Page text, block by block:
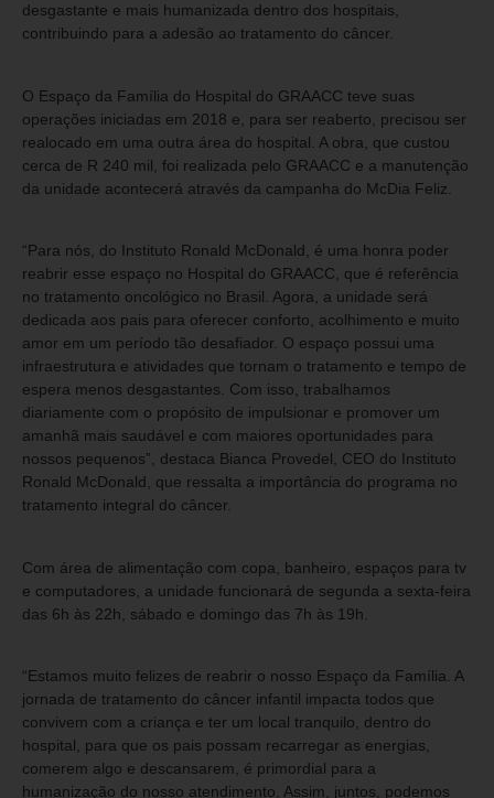
desgastante e mais humanizada dentro dos hospitais,
contribuindo para a adesão ao tratamento do câncer.
O Espaço da Família do Hospital do GRAACC teve suas
operações iniciadas em 2018 e, para ser reaberto, precisou ser
realocado em uma outra área do hospital. A obra, que custou
cerca de R 240 mil, foi realizada pelo GRAACC e a manutenção
da unidade acontecerá através da campanha do McDia Feliz.
“Para nós, do Instituto Ronald McDonald, é uma honra poder
reabrir esse espaço no Hospital do GRAACC, que é referência
no tratamento oncológico no Brasil. Agora, a unidade será
dedicada aos pais para oferecer conforto, acolhimento e muito
amor em um período tão desafiador. O espaço possui uma
infraestrutura e atividades que tornam o tratamento e tempo de
espera menos desgastantes. Com isso, trabalhamos
diariamente com o propósito de impulsionar e promover um
amanhã mais saudável e com maiores oportunidades para
nossos pequenos”, destaca Bianca Provedel, CEO do Instituto
Ronald McDonald, que ressalta a importância do programa no
tratamento integral do câncer.
Com área de alimentação com copa, banheiro, espaços para tv
e computadores, a unidade funcionará de segunda a sexta-feira
das 6h às 22h, sábado e domingo das 7h às 19h.
“Estamos muito felizes de reabrir o nosso Espaço da Família. A
jornada de tratamento do câncer infantil impacta todos que
convivem com a criança e ter um local tranquilo, dentro do
hospital, para que os pais possam recarregar as energias,
comerem algo e descansarem, é primordial para a
humanização do nosso atendimento. Assim, juntos, podemos